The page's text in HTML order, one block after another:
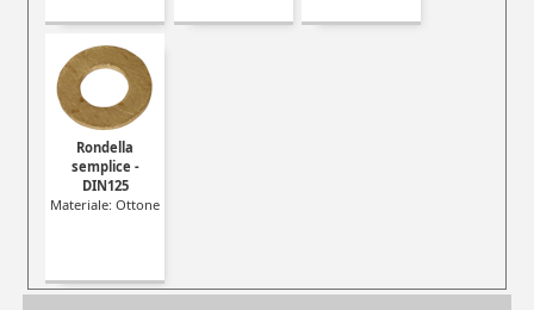
Rondella
semplice -
DIN125
Materiale: Ottone